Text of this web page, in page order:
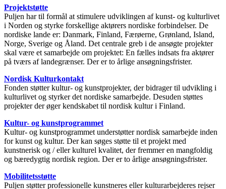
Projektstøtte
Puljen har til formål at stimulere udviklingen af kunst- og kulturlivet
i Norden og styrke forskellige aktørers nordiske forbindelser. De
nordiske lande er: Danmark, Finland, Færøerne, Grønland, Island,
Norge, Sverige og Åland. Det centrale greb i de ansøgte projekter
skal være et samarbejde om projektet: En fælles indsats fra aktører
på tværs af landegrænser. Der er to årlige ansøgningsfrister.
Nordisk Kulturkontakt
Fonden støtter kultur- og kunstprojekter, der bidrager til udvikling i
kulturlivet og styrker det nordiske samarbejde. Desuden støttes
projekter der øger kendskabet til nordisk kultur i Finland.
Kultur- og kunstprogrammet
Kultur- og kunstprogrammet understøtter nordisk samarbejde inden
for kunst og kultur. Der kan søges støtte til et projekt med
kunstnerisk og / eller kulturel kvalitet, der fremmer en mangfoldig
og bæredygtig nordisk region. Der er to årlige ansøgningsfrister.
Mobilitetsstøtte
Puljen støtter professionelle kunstneres eller kulturarbejderes rejser